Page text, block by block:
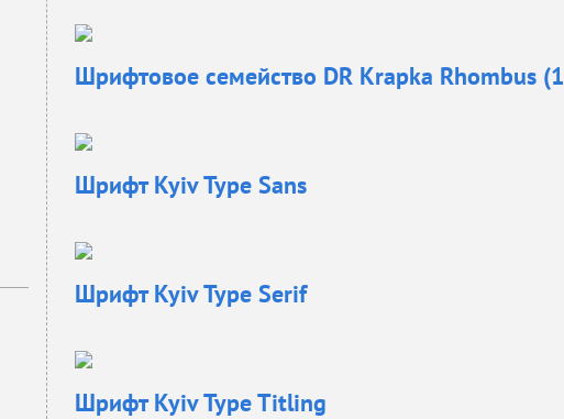
Шрифтовое семейство DR Krapka Rhombus
ШрифтKyiv Type Sans
ШрифтKyiv Type Serif
ШрифтKyiv Type Titling